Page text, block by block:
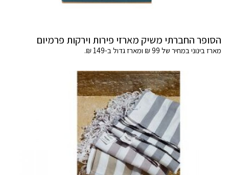
הסופר החברתי משיק מארזי פירות וירקות פרמיום
מארז בינוני במחיר של 99 ₪ ומארז גדול ב-149 ₪.